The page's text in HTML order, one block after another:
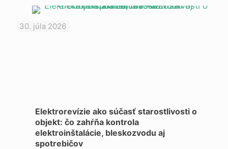
30. júla 2026
Elektrorevízie ako súčasť starostlivosti o
objekt: čo zahŕňa kontrola
elektroinštalácie, bleskozvodu aj
spotrebičov